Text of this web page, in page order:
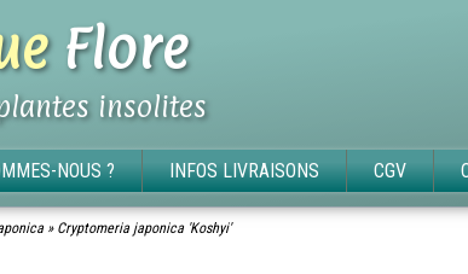
Flore
insolites
NOUS ? INFOS LIVRAISONS CGV
» Cryptomeria japonica 'Koshyi'